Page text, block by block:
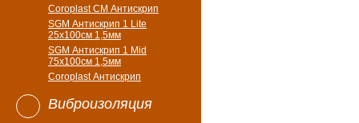
Coroplast CM Антискрип
SGM Антискрип 1 Lite
25x100cм 1,5мм
SGM Антискрип 1 Mid
75x100cм 1,5мм
Coroplast Антискрип
Виброизоляция